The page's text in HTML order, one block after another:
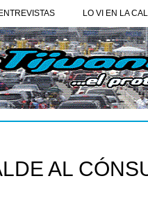
ENTREVISTAS LO VI EN LA
AL